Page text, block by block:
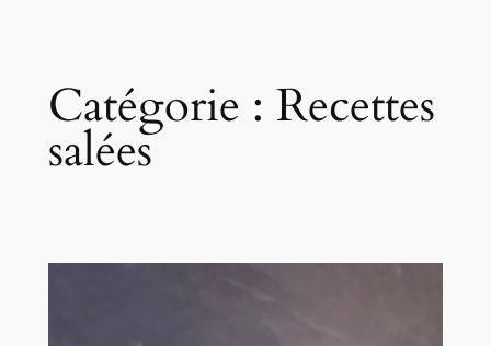
Catégorie : Recettes
salées